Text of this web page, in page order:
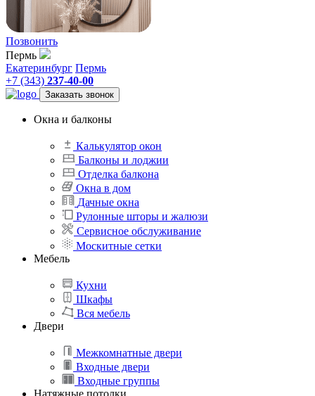
Позвонить
Пермь
Екатеринбург Пермь
+7 (343) 237-40-00
Заказать звонок
Окна и балконы
Калькулятор окон
Балконы и лоджии
Отделка балкона
Окна в дом
Дачные окна
Рулонные шторы и жалюзи
Сервисное обслуживание
Москитные сетки
Мебель
Кухни
Шкафы
Вся мебель
Двери
Межкомнатные двери
Входные двери
Входные группы
Натяжные потолки